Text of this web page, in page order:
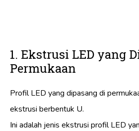
1. Ekstrusi LED yang
Permukaan
Profil LED yang dipasang di
ekstrusi berbentuk U.
Ini adalah jenis ekstrusi profil LED